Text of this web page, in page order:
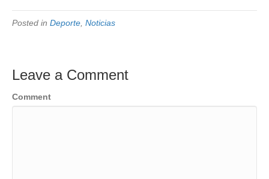
Posted in Deporte Noticias
Leave a Comment
Comment